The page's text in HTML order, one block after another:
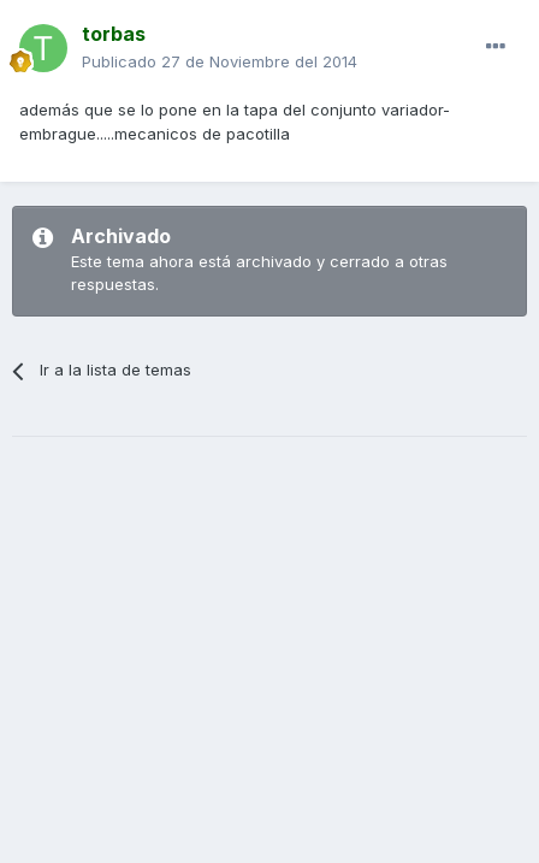
torbas
Publicado 27 de Noviembre del 2014
además que se lo pone en la tapa del conjunto variador-
embrague.....mecanicos de pacotilla
Archivado
Este tema ahora está archivado y cerrado a otras
respuestas.
Ir a la lista de temas